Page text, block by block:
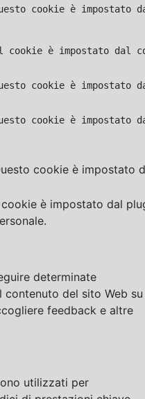
cookie è
cookie è impostato dal
cookie è impostato
cookie è
cookie è impostato
cookie è impostato dal
determinate
del sito Web su
feedback e altre
utilizzati per